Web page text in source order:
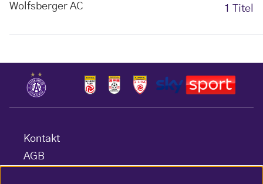
Wolfsberger AC 1 Titel
Kontakt
AGB